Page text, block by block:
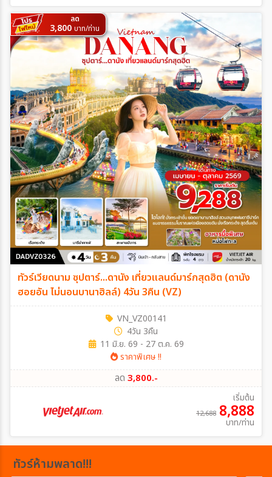
ลด
3,800 บาท/ท่าน
ทัวร์เวียดนาม ซุปตาร์...ดานัง เที่ยวแลนด์มาร์กสุดฮิต (ดานัง
ฮอยอัน ไม่นอนบานาฮิลล์) 4วัน 3คืน (VZ)
VN_VZ00141
4วัน 3คืน
11 มิ.ย. 69 - 27 ต.ค. 69
ราคาพิเศษ !!
ลด 3,800.-
เริ่มต้น
12,688 8,888
บาท/ท่าน
ทัวร์ห้ามพลาด!!!